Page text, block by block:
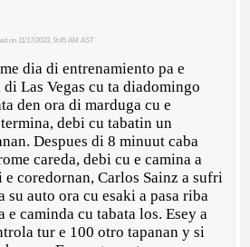
on 11/17/2023, 9:45 AM AST
dia di entrenamiento pa e
Las Vegas cu ta diadomingo
den ora di marduga cu e
debi cu tabatin un
Despues di 8 minuut caba
careda, debi cu e camina a
coredornan, Carlos Sainz a sufri
su auto ora cu esaki a pasa riba
e caminda cu tabata los. Esey a
tur e 100 otro tapanan y si